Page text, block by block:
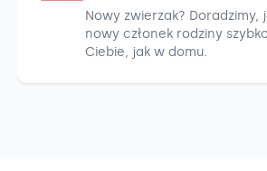
Nowy zwierzak? Doradzimy,
nowy członek rodziny
Ciebie, jak w domu.